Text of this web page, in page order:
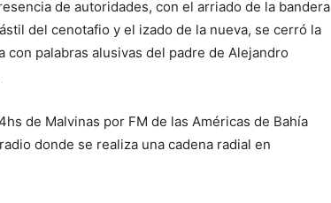
de autoridades, con el arriado de la bandera
del cenotafio y el izado de la nueva, se cerró la
palabras alusivas del padre de Alejandro
de Malvinas por FM de las Américas de Bahía
donde se realiza una cadena radial en